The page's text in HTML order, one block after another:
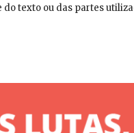
texto ou das partes